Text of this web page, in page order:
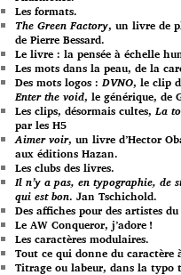
Les formats.
The Green Factory, un livre de
de Pierre Bessard.
Le livre : la pensée à échelle
Les mots dans la peau, de la
Des mots logos :DVNO, le clip
Enter the void, le générique, de
Les clips, désormais cultes,La
par les H5
Aimer voir, un livre d’Hector
aux éditions Hazan.
Les clubs des livres.
Il n’y a pas, en typographie, de
qui est bon. Jan Tschichold.
Des affiches pour des artistes
Le AW Conqueror, j’adore !
Les caractères modulaires.
Tout ce qui donne du caractère
Titrage ou labeur, dans la typo